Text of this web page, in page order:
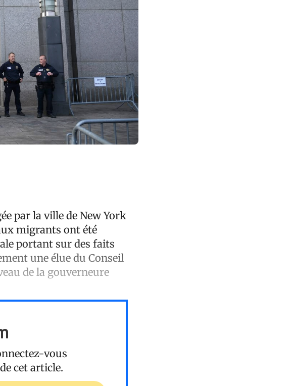
par la ville de New York
migrants ont été
portant sur des faits
une élue du Conseil
de la gouverneure
vous
cet article.